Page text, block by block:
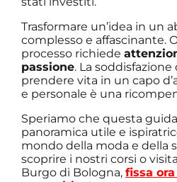
Trasformare un’idea in un
complesso e affascinante.
processo richiede
passione. La soddisfazione
prendere vita in un capo
e personale è una
Speriamo che questa
panoramica utile e
mondo della moda e della
scoprire i nostri corsi o
Burgo di Bologna, fissa